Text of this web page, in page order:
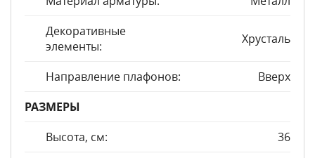
Декоративные
элементы:
Хрусталь
Направление плафонов:
Вверх
РАЗМЕРЫ
Высота, см:
36